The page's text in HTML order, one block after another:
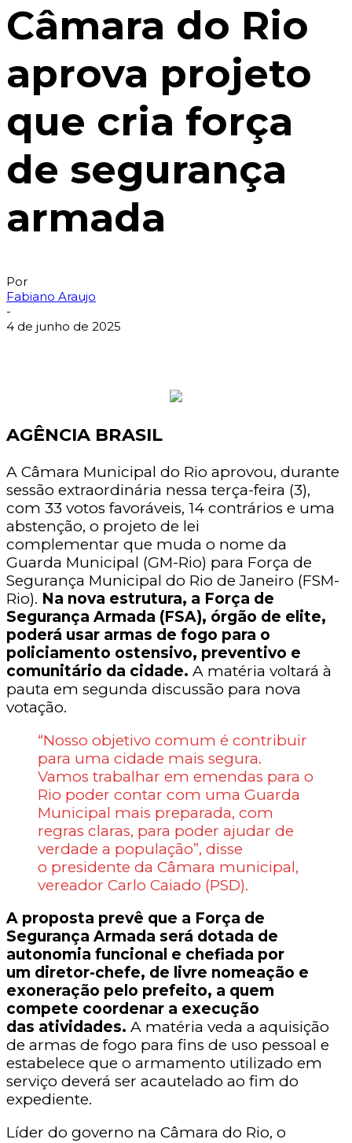
Câmara do Rio
aprova projeto
que cria força
de segurança
armada
Por
Fabiano Araujo
-
4 de junho de 2025
AGÊNCIA BRASIL
A Câmara Municipal do Rio aprovou, durante
sessão extraordinária nessa terça-feira (3),
com 33 votos favoráveis, 14 contrários e uma
abstenção, o projeto de lei
complementar que muda o nome da
Guarda Municipal (GM-Rio) para Força de
Segurança Municipal do Rio de Janeiro (FSM-
Rio). Na nova estrutura, a Força de
Segurança Armada (FSA), órgão de elite,
poderá usar armas de fogo para o
policiamento ostensivo, preventivo e
comunitário da cidade. A matéria voltará à
pauta em segunda discussão para nova
votação.
“Nosso objetivo comum é contribuir
para uma cidade mais segura.
Vamos trabalhar em emendas para o
Rio poder contar com uma Guarda
Municipal mais preparada, com
regras claras, para poder ajudar de
verdade a população”, disse
o presidente da Câmara municipal,
vereador Carlo Caiado (PSD).
A proposta prevê que a Força de
Segurança Armada será dotada de
autonomia funcional e chefiada por
um diretor-chefe, de livre nomeação e
exoneração pelo prefeito, a quem
compete coordenar a execução
das atividades. A matéria veda a aquisição
de armas de fogo para fins de uso pessoal e
estabelece que o armamento utilizado em
serviço deverá ser acautelado ao fim do
expediente.
Líder do governo na Câmara do Rio, o